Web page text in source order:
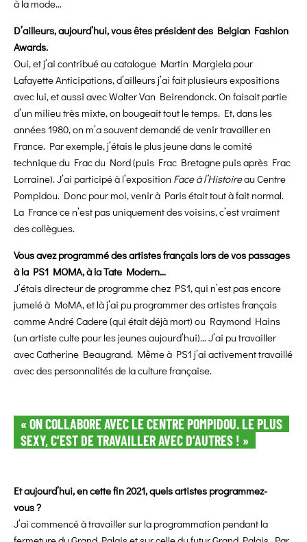
à la mode…
D’ailleurs, aujourd’hui, vous êtes président des Belgian Fashion
Awards.
Oui, et j’ai contribué au catalogue Martin Margiela pour
Lafayette Anticipations, d’ailleurs j’ai fait plusieurs expositions
avec lui, et aussi avec Walter Van Beirendonck. On faisait partie
d’un milieu très mixte, on bougeait tout le temps. Et, dans les
années 1980, on m’a souvent demandé de venir travailler en
France. Par exemple, j’étais le plus jeune dans le comité
technique du Frac du Nord (puis Frac Bretagne puis après Frac
Lorraine). J’ai participé à l’exposition Face à l’Histoireau Centre
Pompidou. Donc pour moi, venir à Paris était tout à fait normal.
La France ce n’est pas uniquement des voisins, c’est vraiment
des collègues.
Vous avez programmé des artistes français lors de vos passages
à la PS1 MOMA, à la Tate Modern…
J’étais directeur de programme chez PS1, qui n’est pas encore
jumelé à MoMA, et là j’ai pu programmer des artistes français
comme André Cadere (qui était déjà mort) ou Raymond Hains
(un artiste culte pour les jeunes aujourd’hui)… J’ai pu travailler
avec Catherine Beaugrand. Même à PS1 j’ai activement travaillé
avec des personnalités de la culture française.
« ON COLLABORE AVEC LE CENTRE POMPIDOU. LE PLUS
SEXY, C’EST DE TRAVAILLER AVEC D’AUTRES ! »
Et aujourd’hui, en cette fin 2021, quels artistes programmez-
vous ?
J’ai commencé à travailler sur la programmation pendant la